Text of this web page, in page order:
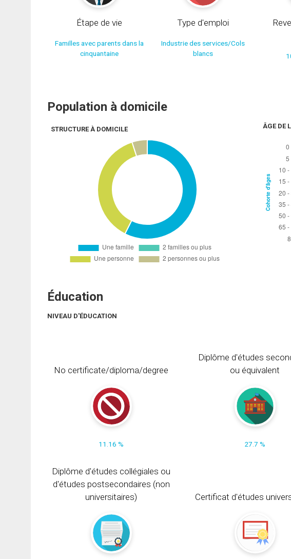
Étape de vie
Familles avec parents dans la
cinquantaine
Type d'emploi
Industrie des services/Cols
blancs
Population à domicile
STRUCTURE À DOMICILE ÂGE DE
Éducation
NIVEAU D'ÉDUCATION
No certificate/diploma/degree
11.16 %
Diplôme d'études
ou équivalent
27.7 %
Diplôme d'études collégiales ou
d'études postsecondaires (non
universitaires)
Certificat d'études